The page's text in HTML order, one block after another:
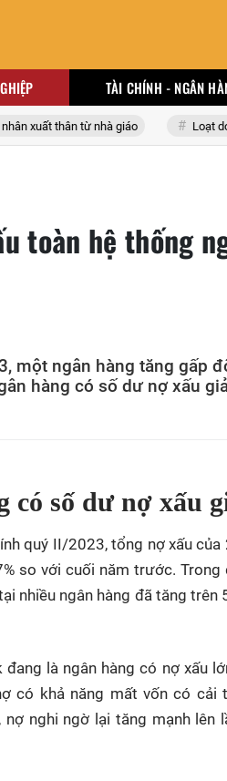
TÀI CHÍNH - NGÂN
xuất thân từ nhà giáo Loạt
toàn hệ thống
một ngân hàng tăng gấp
hàng có số dư nợ xấu
có số dư nợ xấu
quý II/2023, tổng nợ xấu
so với cuối năm trước.
nhiều ngân hàng đã tăng
đang là ngân hàng có nợ xấu
có khả năng mất vốn có cải
nghi ngờ lại tăng mạnh lên